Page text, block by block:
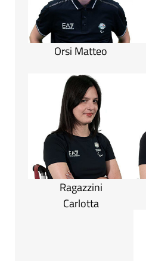
Orsi Matteo
Ragazzini
Carlotta